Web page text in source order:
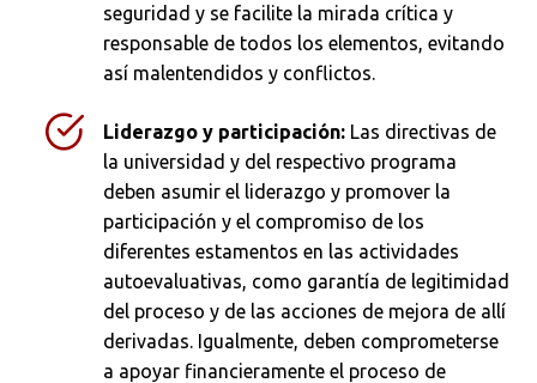
seguridad y se facilite la mirada crítica y
responsable de todos los elementos, evitando
así malentendidos y conflictos.
Liderazgo y participación: Las directivas de
la universidad y del respectivo programa
deben asumir el liderazgo y promover la
participación y el compromiso de los
diferentes estamentos en las actividades
autoevaluativas, como garantía de legitimidad
del proceso y de las acciones de mejora de allí
derivadas. Igualmente, deben comprometerse
a apoyar financieramente el proceso de